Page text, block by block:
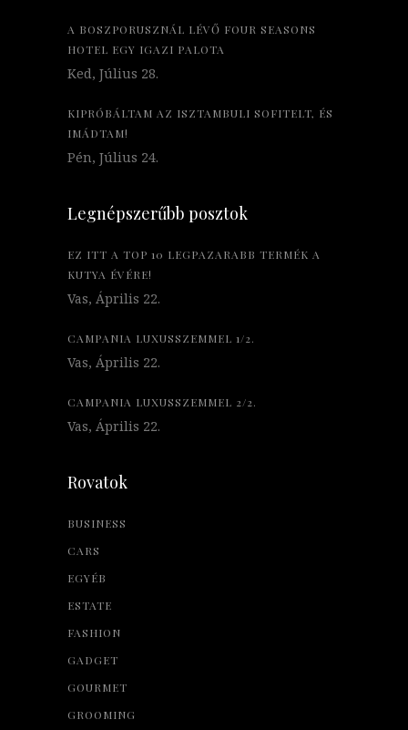
A BOSZPORUSZNÁL LÉVŐ FOUR SEASONS
HOTEL EGY IGAZI PALOTA
Ked, Július 28.
KIPRÓBÁLTAM AZ ISZTAMBULI SOFITELT, ÉS
IMÁDTAM!
Pén, Július 24.
Legnépszerűbb posztok
EZ ITT A TOP 10 LEGPAZARABB TERMÉK A
KUTYA ÉVÉRE!
Vas, Április 22.
CAMPANIA LUXUSSZEMMEL 1/2.
Vas, Április 22.
CAMPANIA LUXUSSZEMMEL 2/2.
Vas, Április 22.
Rovatok
BUSINESS
CARS
EGYÉB
ESTATE
FASHION
GADGET
GOURMET
GROOMING